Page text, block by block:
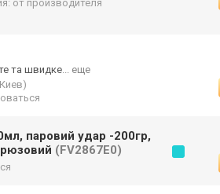
от производителя
та швидке... еще
паровий удар -200гр,
(FV2867E0)